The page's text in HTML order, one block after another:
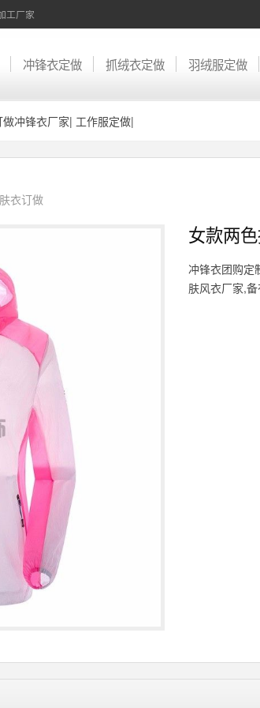
工厂家
冲锋衣定做 抓绒衣定做 羽绒服定做
做冲锋衣厂家| 工作服定做|
衣订做
女款两
冲锋衣团购定
肤风衣厂家,